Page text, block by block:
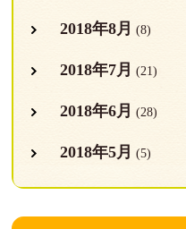
2018年8月 (8)
2018年7月 (21)
2018年6月 (28)
2018年5月 (5)